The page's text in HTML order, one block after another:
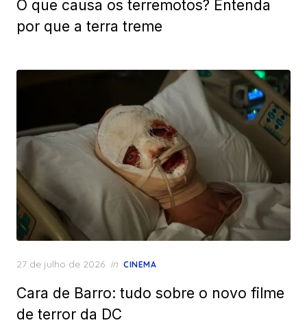
O que causa os terremotos? Entenda
por que a terra treme
Posted
27 de julho de 2026 in CINEMA
Cara de Barro: tudo sobre o novo filme
de terror da DC